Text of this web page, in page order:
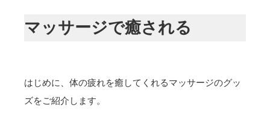
マッサージで癒される
はじめに、体の疲れを癒してくれるマッサージのグッ
ズをご紹介します。